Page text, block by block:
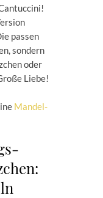
passen
sondern
oder
Liebe!
Mandel-